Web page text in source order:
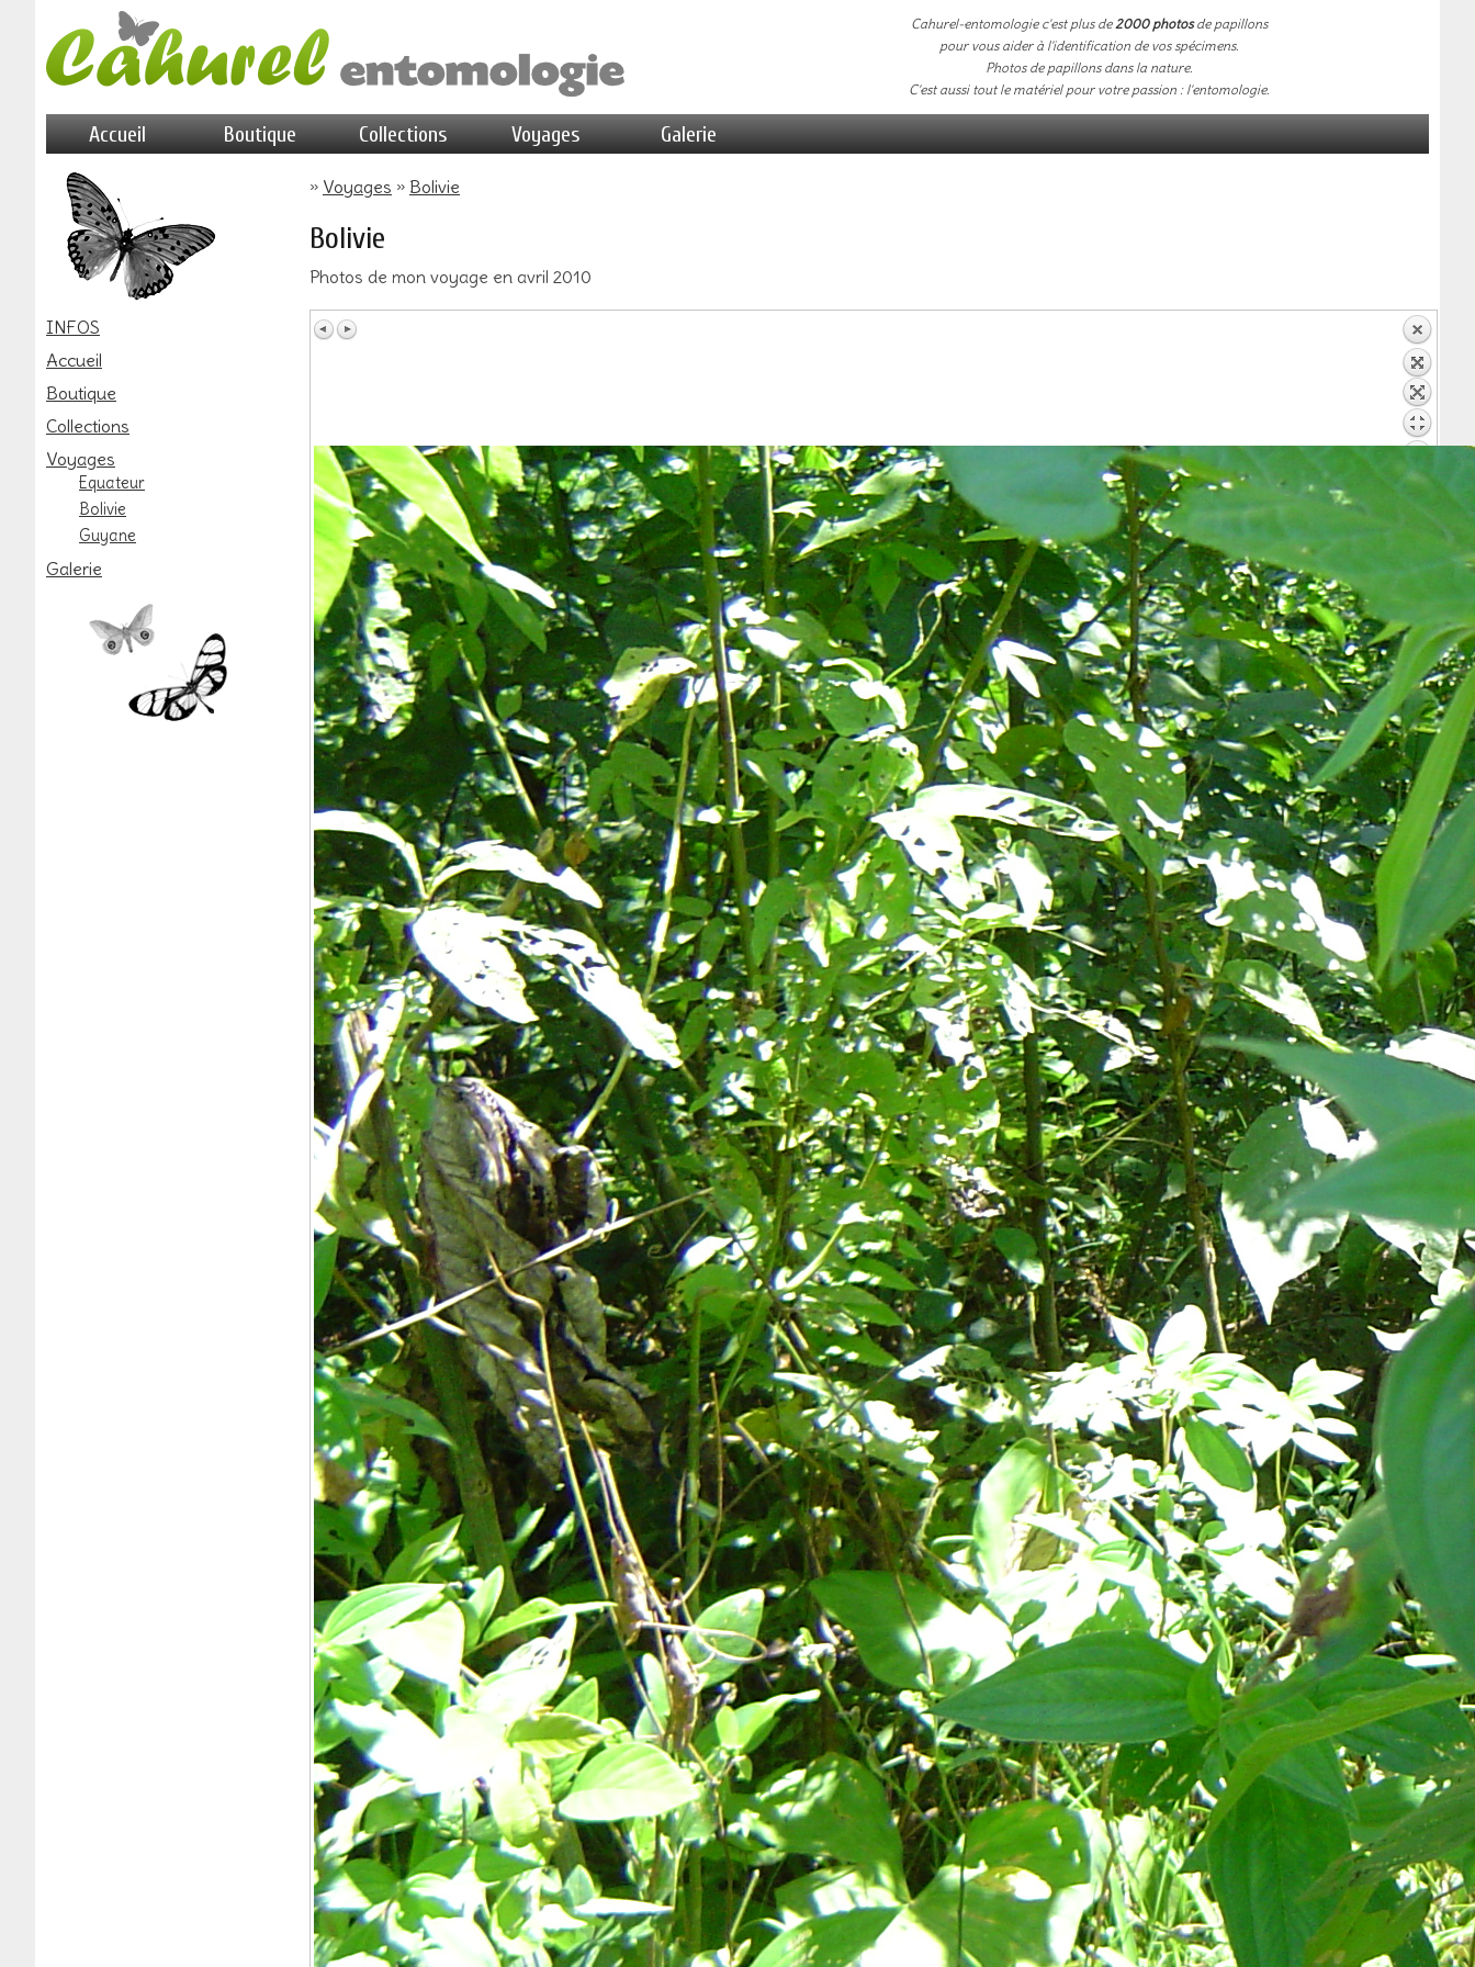
Cahurel-entomologie c'est plus de2000 photosde papillons
pour vous aider à l'identification de vos spécimens.
Photos de papillons dans la nature.
C'est aussi tout le matériel pour votre passion : l'entomologie.
Accueil Boutique Collections Voyages Galerie
INFOS
Accueil
Boutique
Collections
Voyages
Equateur
Bolivie
Guyane
Galerie
» Voyages » Bolivie
Bolivie
Photos de mon voyage en avril 2010